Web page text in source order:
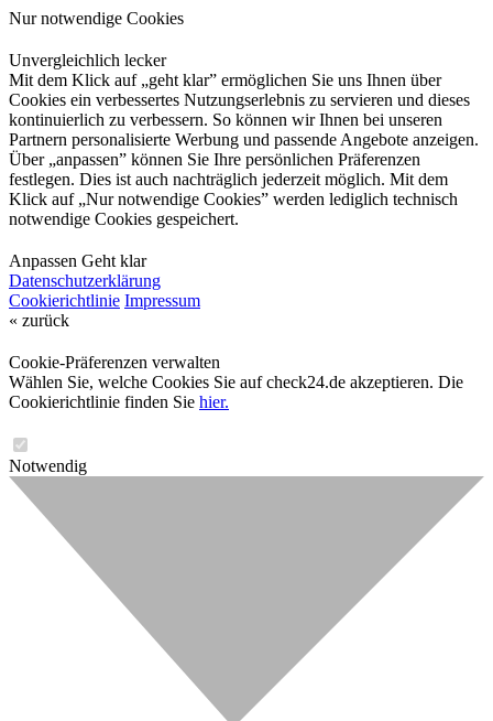
Nur notwendige Cookies
Unvergleichlich lecker
Mit dem Klick auf „geht klar” ermöglichen Sie uns Ihnen über
Cookies ein verbessertes Nutzungserlebnis zu servieren und dieses
kontinuierlich zu verbessern. So können wir Ihnen bei unseren
Partnern personalisierte Werbung und passende Angebote anzeigen.
Über „anpassen” können Sie Ihre persönlichen Präferenzen
festlegen. Dies ist auch nachträglich jederzeit möglich. Mit dem
Klick auf „Nur notwendige Cookies” werden lediglich technisch
notwendige Cookies gespeichert.
Anpassen Geht klar
Datenschutzerklärung
Cookierichtlinie Impressum
« zurück
Cookie-Präferenzen verwalten
Wählen Sie, welche Cookies Sie auf check24.de akzeptieren. Die
Cookierichtlinie finden Sie hier.
Notwendig